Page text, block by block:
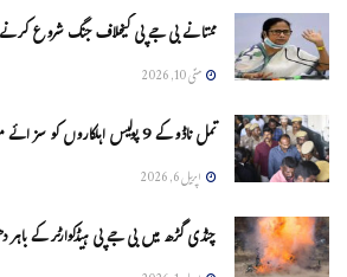
ممتا نے بی جے پی کیخلاف جنگ شروع کرنے
مئی 10, 2026
تمل ناڈو کے 9 پولیس اہلکاروں کو سزائے موت
اپریل 6, 2026
چنڈی گڑھ میں بی جے پی ہیڈکوارٹر کے باہر